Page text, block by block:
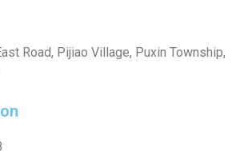
Road, Pijiao Village, Puxin Township,